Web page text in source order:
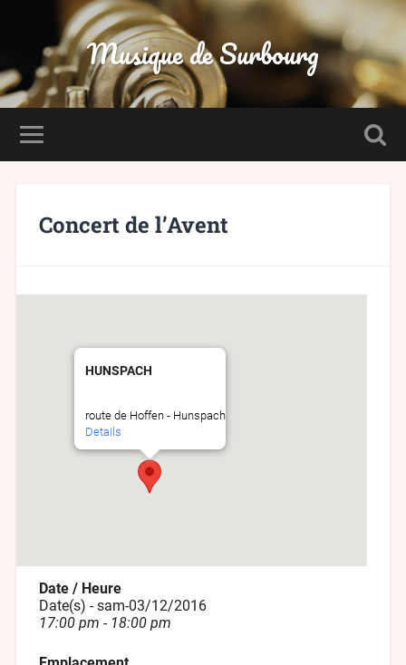
Musique de Surbourg
Concert de l’Avent
HUNSPACH
route de Hoffen - Hunspach
Details
Date / Heure
Date(s) - sam-03/12/2016
17:00 pm - 18:00 pm